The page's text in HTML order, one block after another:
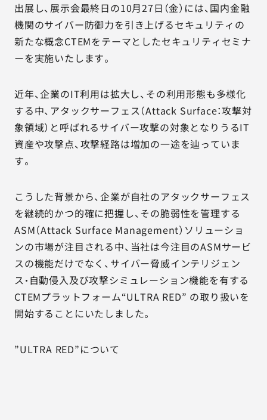
出展し、展示会最終日の10月27日（金）には、国内金融
機関のサイバー防御力を引き上げるセキュリティの
新たな概念CTEMをテーマとしたセキュリティセミナ
ーを実施いたします。
近年、企業のIT利用は拡大し、その利用形態も多様化
する中、アタックサーフェス（Attack Surface：攻撃対
象領域）と呼ばれるサイバー攻撃の対象となりうるIT
資産や攻撃点、攻撃経路は増加の一途を辿っていま
す。
こうした背景から、企業が自社のアタックサーフェス
を継続的かつ的確に把握し、その脆弱性を管理する
ASM（Attack Surface Management）ソリューショ
ンの市場が注目される中、当社は今注目のASMサービ
スの機能だけでなく、サイバー脅威インテリジェン
ス・自動侵入及び攻撃シミュレーション機能を有する
CTEMプラットフォーム“ULTRA RED” の取り扱いを
開始することにいたしました。
”ULTRA RED”について